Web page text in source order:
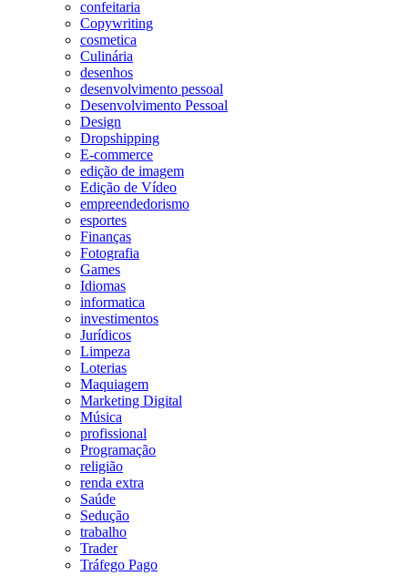
confeitaria
Copywriting
cosmetica
Culinária
desenhos
desenvolvimento pessoal
Desenvolvimento Pessoal
Design
Dropshipping
E-commerce
edição de imagem
Edição de Vídeo
empreendedorismo
esportes
Finanças
Fotografia
Games
Idiomas
informatica
investimentos
Jurídicos
Limpeza
Loterias
Maquiagem
Marketing Digital
Música
profissional
Programação
religião
renda extra
Saúde
Sedução
trabalho
Trader
Tráfego Pago